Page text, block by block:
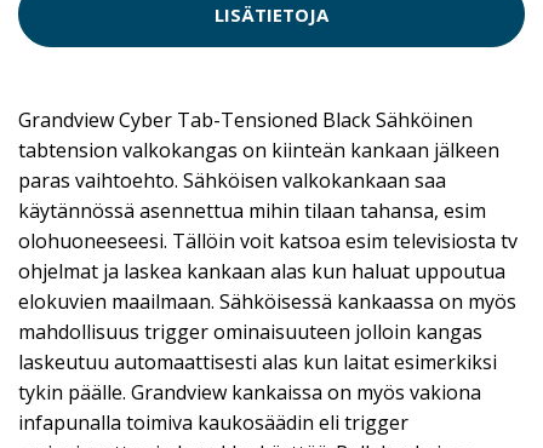
LISÄTIETOJA
Grandview Cyber Tab-Tensioned Black Sähköinen
tabtension valkokangas on kiinteän kankaan jälkeen
paras vaihtoehto. Sähköisen valkokankaan saa
käytännössä asennettua mihin tilaan tahansa, esim
olohuoneeseesi. Tällöin voit katsoa esim televisiosta tv
ohjelmat ja laskea kankaan alas kun haluat uppoutua
elokuvien maailmaan. Sähköisessä kankaassa on myös
mahdollisuus trigger ominaisuuteen jolloin kangas
laskeutuu automaattisesti alas kun laitat esimerkiksi
tykin päälle. Grandview kankaissa on myös vakiona
infapunalla toimiva kaukosäädin eli trigger